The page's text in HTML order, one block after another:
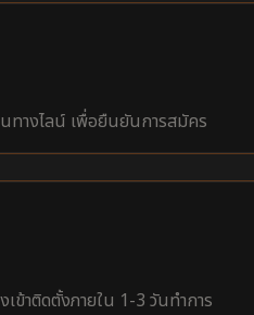
ทางไลน์ เพื่อยืนยันการสมัคร
เข้าติดตั้งภายใน 1-3 วันทำการ